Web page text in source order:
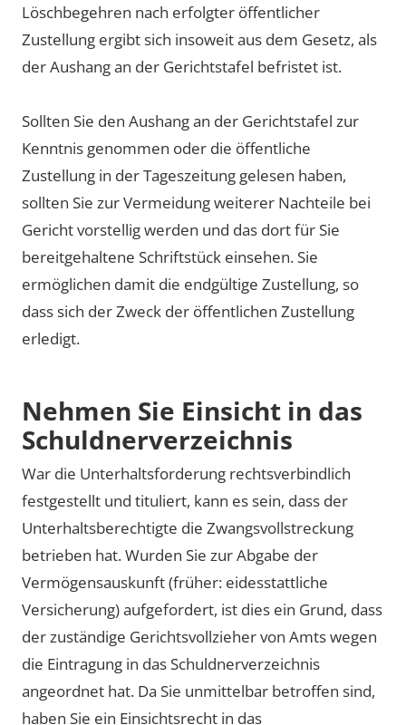
Löschbegehren nach erfolgter öffentlicher
Zustellung ergibt sich insoweit aus dem Gesetz, als
der Aushang an der Gerichtstafel befristet ist.
Sollten Sie den Aushang an der Gerichtstafel zur
Kenntnis genommen oder die öffentliche
Zustellung in der Tageszeitung gelesen haben,
sollten Sie zur Vermeidung weiterer Nachteile bei
Gericht vorstellig werden und das dort für Sie
bereitgehaltene Schriftstück einsehen. Sie
ermöglichen damit die endgültige Zustellung, so
dass sich der Zweck der öffentlichen Zustellung
erledigt.
Nehmen Sie Einsicht in das
Schuldnerverzeichnis
War die Unterhaltsforderung rechtsverbindlich
festgestellt und tituliert, kann es sein, dass der
Unterhaltsberechtigte die Zwangsvollstreckung
betrieben hat. Wurden Sie zur Abgabe der
Vermögensauskunft (früher: eidesstattliche
Versicherung) aufgefordert, ist dies ein Grund, dass
der zuständige Gerichtsvollzieher von Amts wegen
die Eintragung in das Schuldnerverzeichnis
angeordnet hat. Da Sie unmittelbar betroffen sind,
haben Sie ein Einsichtsrecht in das